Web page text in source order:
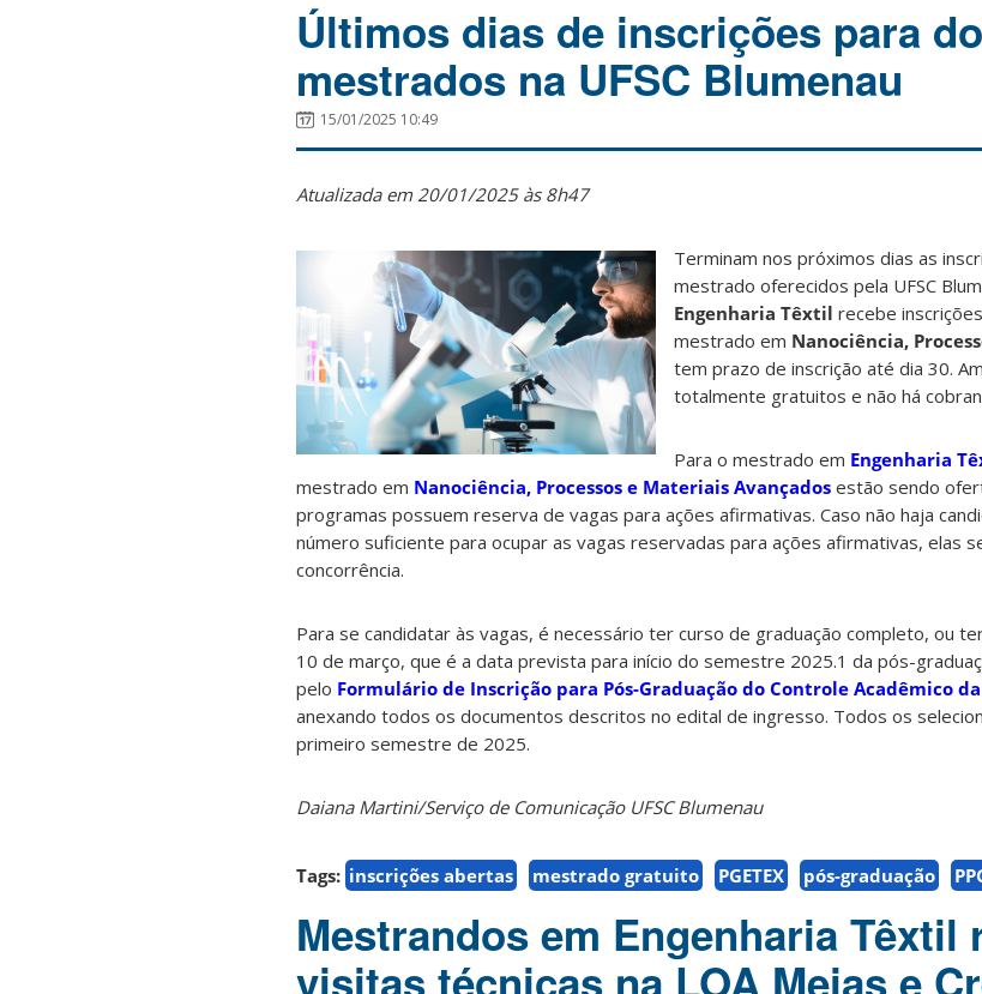
Últimos dias de inscrições para
mestrados na UFSC Blumenau
15/01/2025 10:49
Atualizada em 20/01/2025 às 8h47
Terminam nos próximos dias as
mestrado oferecidos pela UFSC
Engenharia Têxtil recebe
mestrado em Nanociência,
tem prazo de inscrição até dia 30.
totalmente gratuitos e não há
Para o mestrado em Engenharia
mestrado em Nanociência, Processos e Materiais Avançados estão sendo
programas possuem reserva de vagas para ações afirmativas. Caso não haja
número suficiente para ocupar as vagas reservadas para ações afirmativas, elas
concorrência.
Para se candidatar às vagas, é necessário ter curso de graduação completo, ou
10 de março, que é a data prevista para início do semestre 2025.1 da pós-
pelo Formulário de Inscrição para Pós-Graduação do Controle Acadêmico
anexando todos os documentos descritos no edital de ingresso. Todos os
primeiro semestre de 2025.
Daiana Martini/Serviço de Comunicação UFSC Blumenau
Tags: inscrições abertas mestrado gratuito PGETEX pós-graduação
Mestrandos em Engenharia Têxtil